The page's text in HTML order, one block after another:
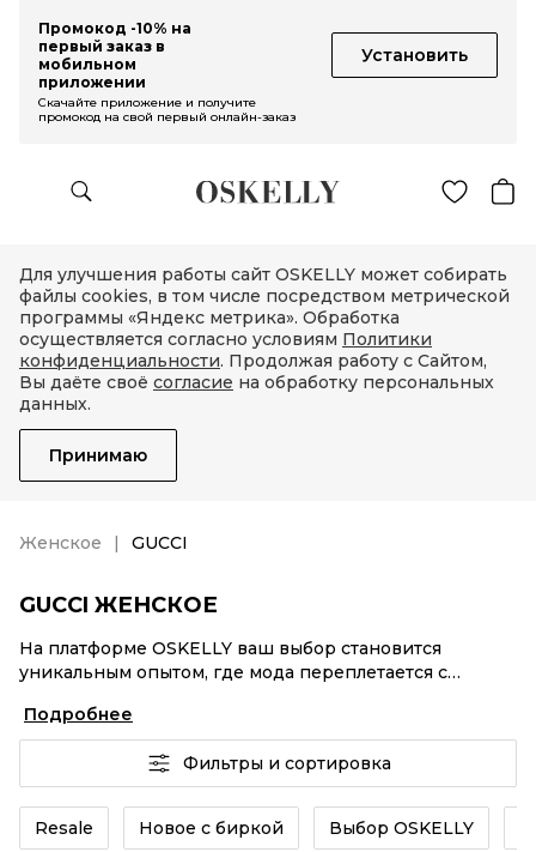
Промокод -10% на
первый заказ в
мобильном
приложении
Установить
Скачайте приложение и получите
промокод на свой первый онлайн-заказ
Для улучшения работы сайт OSKELLY может собирать
файлы cookies, в том числе посредством метрической
программы «Яндекс метрика». Обработка
осуществляется согласно условиям Политики
конфиденциальности. Продолжая работу с Сайтом,
Вы даёте своё согласие на обработку персональных
данных.
Принимаю
Женское GUCCI
GUCCI ЖЕНСКОЕ
На платформе OSKELLY ваш выбор становится
уникальным опытом, где мода переплетается с
аутентификация каждого заказа – GUCCI Женское от
селлеров OSKELLY с быстрой доставкой по России.
Ваш стиль не ждет, и мы тоже! Винтажные изделия
или GUCCI Женское из новых коллекций –
заказывайте на сайте или в приложении OSKELLY с
целой экосистемой инструментов.
Подробнее
Фильтры и сортировка
Resale Новое с биркой Выбор OSKELLY